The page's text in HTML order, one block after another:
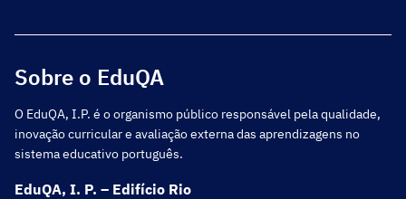
Sobre o EduQA
O EduQA, I.P. é o organismo público responsável pela qualidade,
inovação curricular e avaliação externa das aprendizagens no
sistema educativo português.
EduQA, I. P. – Edifício Rio